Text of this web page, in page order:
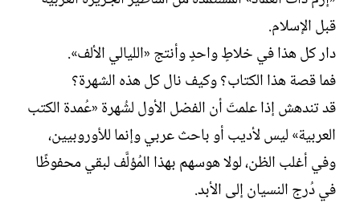
قبل الإسلام.
دار كل هذا في خلاطٍ واحدٍ وأنتج «الليالي الألف».
فما قصة هذا الكتاب؟ وكيف نال كل هذه الشهرة؟
قد تندهش إذا علمتَ أن الفضل الأول لشُهرة «عُمدة الكتب
العربية» ليس لأديب أو باحث عربي وإنما للأوروبيين،
وفي أغلب الظن، لولا هوسهم بهذا المُؤلَّف لبقي محفوظًا
في دُرج النسيان إلى الأبد.